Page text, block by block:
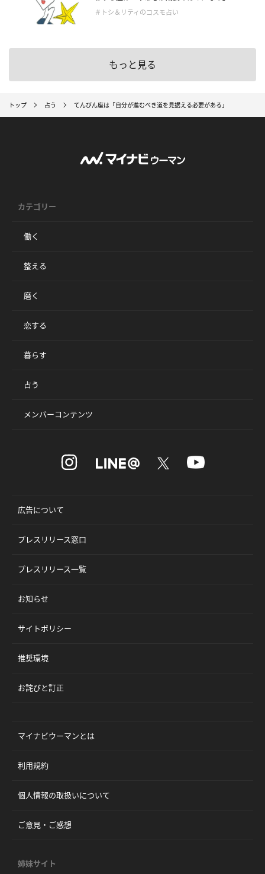
＃トシ＆リティのコスモ占い
もっと見る
トップ 占う てんびん座は「自分が進むべき道を見据える必要がある」
カテゴリー
働く
整える
磨く
恋する
暮らす
占う
メンバーコンテンツ
広告について
プレスリリース窓口
プレスリリース一覧
お知らせ
サイトポリシー
推奨環境
お詫びと訂正
マイナビウーマンとは
利用規約
個人情報の取扱いについて
ご意見・ご感想
姉妹サイト